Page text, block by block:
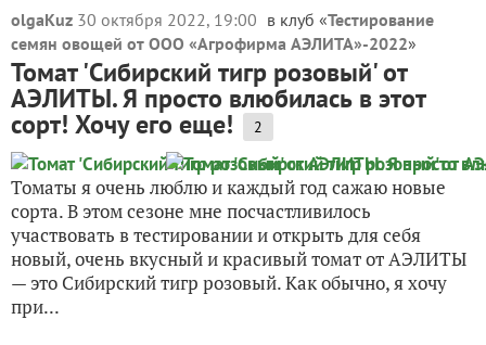
olgaKuz 30 октября 2022, 19:00 в клуб «Тестирование
семян овощей от ООО «Агрофирма АЭЛИТА»-2022»
Томат 'Сибирский тигр розовый' от
АЭЛИТЫ. Я просто влюбилась в этот
сорт! Хочу его еще! 2
Томаты я очень люблю и каждый год сажаю новые
сорта. В этом сезоне мне посчастливилось
участвовать в тестировании и открыть для себя
новый, очень вкусный и красивый томат от АЭЛИТЫ
— это Сибирский тигр розовый. Как обычно, я хочу
при...